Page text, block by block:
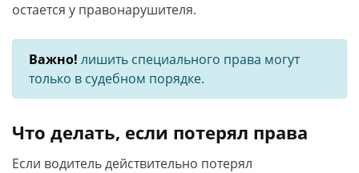
остается у правонарушителя.
Важно! лишить специального права могут
только в судебном порядке.
Что делать, если потерял права
Если водитель действительно потерял